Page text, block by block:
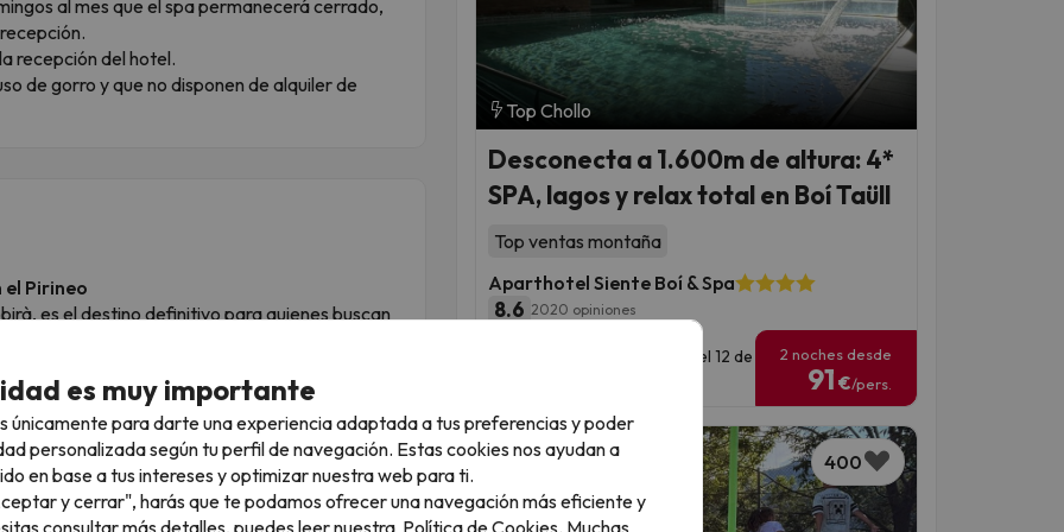
al mes que el spa permanecerá cerrado,
recepción del hotel.
de gorro y que no disponen de alquiler de
el Pirineo
es el destino definitivo para quienes buscan
nivel. Este municipio ofrece una
activo, posicionándose como un enclave de
una oferta atractiva durante las cuatro
con laestación de esquí de Port Ainé, un
Top Chollo
Desconecta a 1.600m de altura: 4*
SPA, lagos y relax total en Boí Taüll
Top ventas montaña
Aparthotel Siente Boí & Spa
8.6 2020 opiniones
Fechas para viajar: hasta el 12 de
2 noches desde
91 €/pers.
400
es muy importante
únicamente para darte una experiencia adaptada a tus preferencias y poder
personalizada según tu perfil de navegación. Estas cookies nos ayudan a
en base a tus intereses y optimizar nuestra web para ti.
y cerrar", harás que te podamos ofrecer una navegación más eficiente y
consultar más detalles, puedes leer nuestra Política de Cookies. Muchas